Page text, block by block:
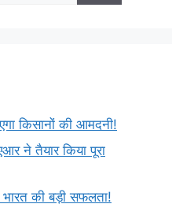
किसानों की आमदनी!
ने तैयार किया पूरा
की बड़ी सफलता!